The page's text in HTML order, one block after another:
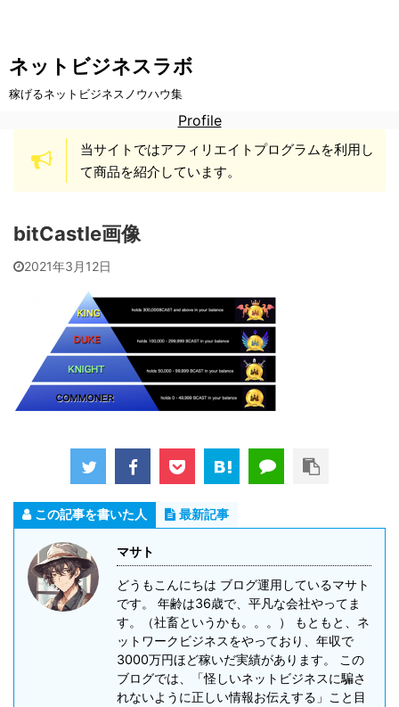
ネットビジネスラボ
稼げるネットビジネスノウハウ集
Profile
当サイトではアフィリエイトプログラムを利用し
て商品を紹介しています。
bitCastle画像
2021年3月12日
この記事を書いた人 最新記事
マサト
どうもこんにちは ブログ運用しているマサト
です。 年齢は36歳で、平凡な会社やってま
す。（社畜というかも。。。） もともと、ネ
ットワークビジネスをやっており、年収で
3000万円ほど稼いだ実績があります。 この
ブログでは、「怪しいネットビジネスに騙さ
れないように正しい情報お伝えする」こと目